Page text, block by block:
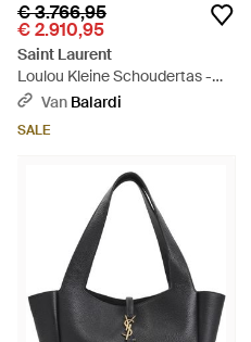
€ 3.766,95
€ 2.910,95
Saint Laurent
Loulou Kleine Schoudertas -
Zwart
Van Balardi
SALE